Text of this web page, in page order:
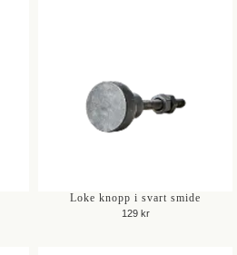
Loke knopp i svart smide
129 kr